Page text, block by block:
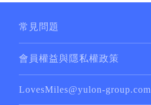
常見問題
會員權益與隱私權政策
LovesMiles@yulon-group.com